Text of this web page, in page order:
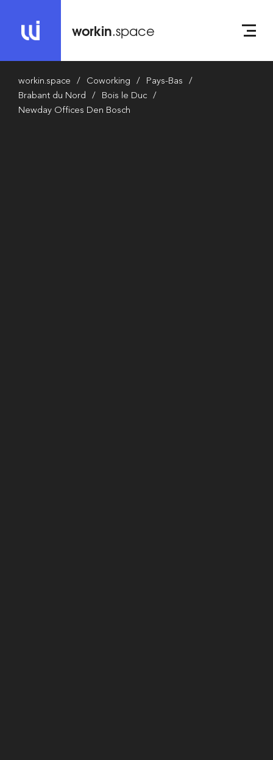
workin.space
workin.space Coworking
Pays-Bas
Brabant du Nord
Bois le Duc
Newday Offices Den Bosch